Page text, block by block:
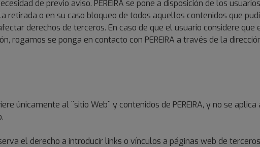
de previo aviso. PEREIRA se pone a disposición de los
retirada o en su caso bloqueo de todos aquellos contenidos que
derechos de terceros. En caso de que el usuario considere
rogamos se ponga en contacto con PEREIRA a través de la
únicamente al ¨sitio Web¨ y contenidos de PEREIRA, y no se
el derecho a introducir links o vínculos a páginas web de